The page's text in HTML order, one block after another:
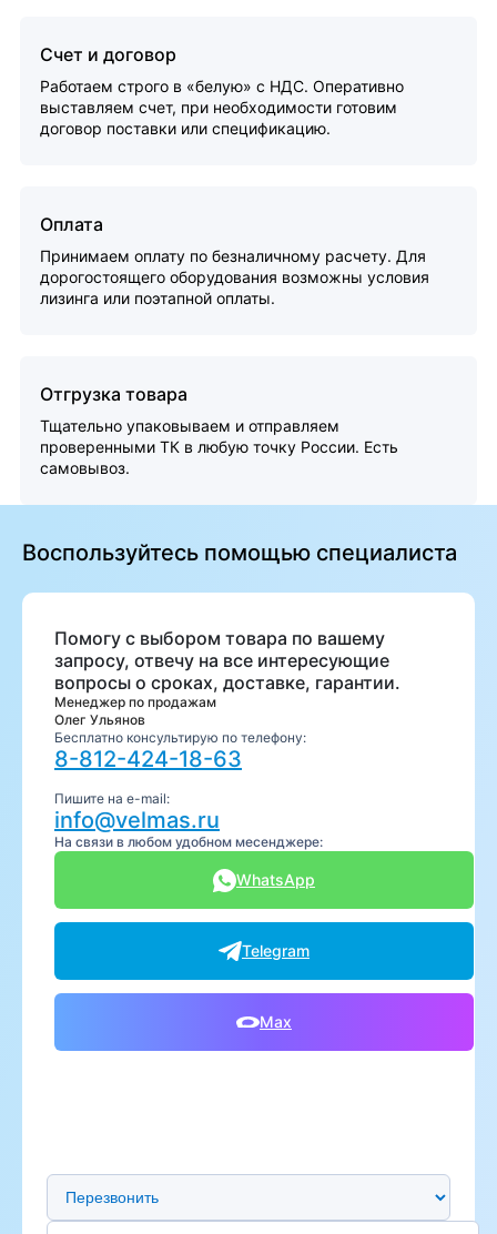
Счет и договор
Работаем строго в «белую» с НДС. Оперативно
выставляем счет, при необходимости готовим
договор поставки или спецификацию.
Оплата
Принимаем оплату по безналичному расчету. Для
дорогостоящего оборудования возможны условия
лизинга или поэтапной оплаты.
Отгрузка товара
Тщательно упаковываем и отправляем
проверенными ТК в любую точку России. Есть
самовывоз.
Воспользуйтесь помощью специалиста
Помогу с выбором товара по вашему
запросу, отвечу на все интересующие
вопросы о сроках, доставке, гарантии.
Менеджер по продажам
Олег Ульянов
Бесплатно консультирую по телефону:
8-812-424-18-63
Пишите на e-mail:
info@velmas.ru
На связи в любом удобном месенджере:
WhatsApp
Telegram
Max
Предпочтительный способ связи